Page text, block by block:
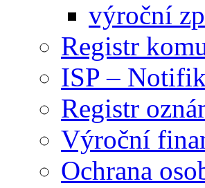
výroční
Registr
ISP –
Registr
Výroční
Ochrana